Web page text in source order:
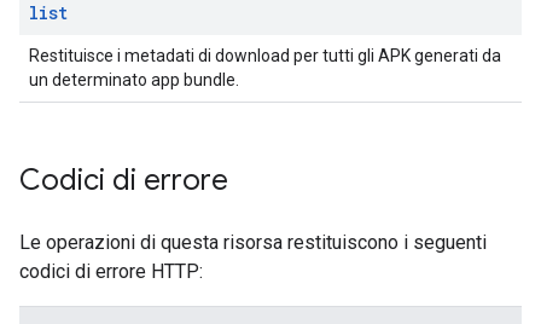
list
Restituisce i metadati di download per tutti gli APK generati da
un determinato app bundle.
Codici di errore
Le operazioni di questa risorsa restituiscono i seguenti
codici di errore HTTP: